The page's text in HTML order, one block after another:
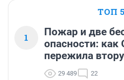
ТОП 5
1
Пожар и две
опасности: как
пережила
29 489 22